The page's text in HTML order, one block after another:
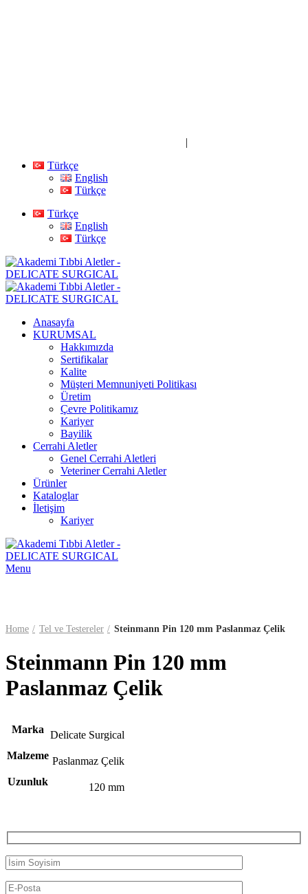
|
Türkçe
English
Türkçe
Türkçe
English
Türkçe
Anasayfa
KURUMSAL
Hakkımızda
Sertifikalar
Kalite
Müşteri Memnuniyeti Politikası
Üretim
Çevre Politikamız
Kariyer
Bayilik
Cerrahi Aletler
Genel Cerrahi Aletleri
Veteriner Cerrahi Aletler
Ürünler
Kataloglar
İletişim
Kariyer
Menu
Home Tel ve Testereler Steinmann Pin 120 mm Paslanmaz Çelik
Steinmann Pin 120 mm
Paslanmaz Çelik
Marka Delicate Surgical
Malzeme Paslanmaz Çelik
Uzunluk
120 mm